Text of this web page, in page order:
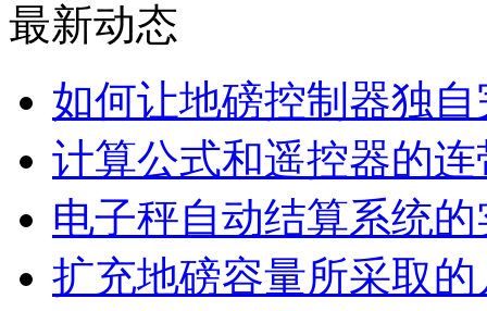
最新动态
如何让地磅控制器独
计算公式和遥控器的
电子秤自动结算系统
扩充地磅容量所采取